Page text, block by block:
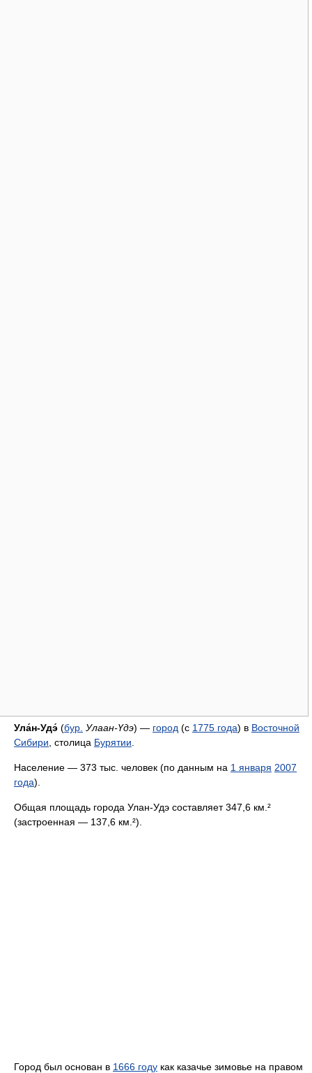
Ула́н-Удэ́ (бур. Улаан-Үдэ) — город (с 1775 года) в Восточной
Сибири , столица Бурятии
Население — 373 тыс. человек (по данным на 1 января 2007
года).
Общая площадь города Улан-Удэ составляет 347,6 км.²
(застроенная — 137,6 км.²).
Город был основан в 1666 году как казачье зимовье на правом